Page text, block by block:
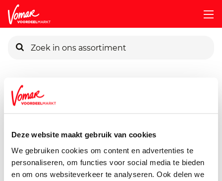
Deze website maakt gebruik van cookies
We gebruiken cookies om content en advertenties te
personaliseren, om functies voor social media te bieden
en om ons websiteverkeer te analyseren. Ook delen we
Pincode vergeten
Persoonlijk KIK-account
Assortiment
0.05 gram